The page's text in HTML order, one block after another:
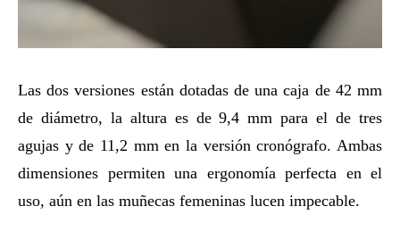
Las dos versiones están dotadas de una caja de 42 mm
de diámetro, la altura es de 9,4 mm para el de tres
agujas y de 11,2 mm en la versión cronógrafo. Ambas
dimensiones permiten una ergonomía perfecta en el
uso, aún en las muñecas femeninas lucen impecable.